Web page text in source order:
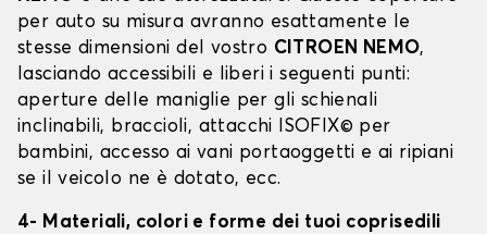
per auto su misura avranno esattamente le
stesse dimensioni del vostro CITROEN NEMO,
lasciando accessibili e liberi i seguenti punti:
aperture delle maniglie per gli schienali
inclinabili, braccioli, attacchi ISOFIX© per
bambini, accesso ai vani portaoggetti e ai ripiani
se il veicolo ne è dotato, ecc.
4- Materiali, colori e forme dei tuoi coprisedili